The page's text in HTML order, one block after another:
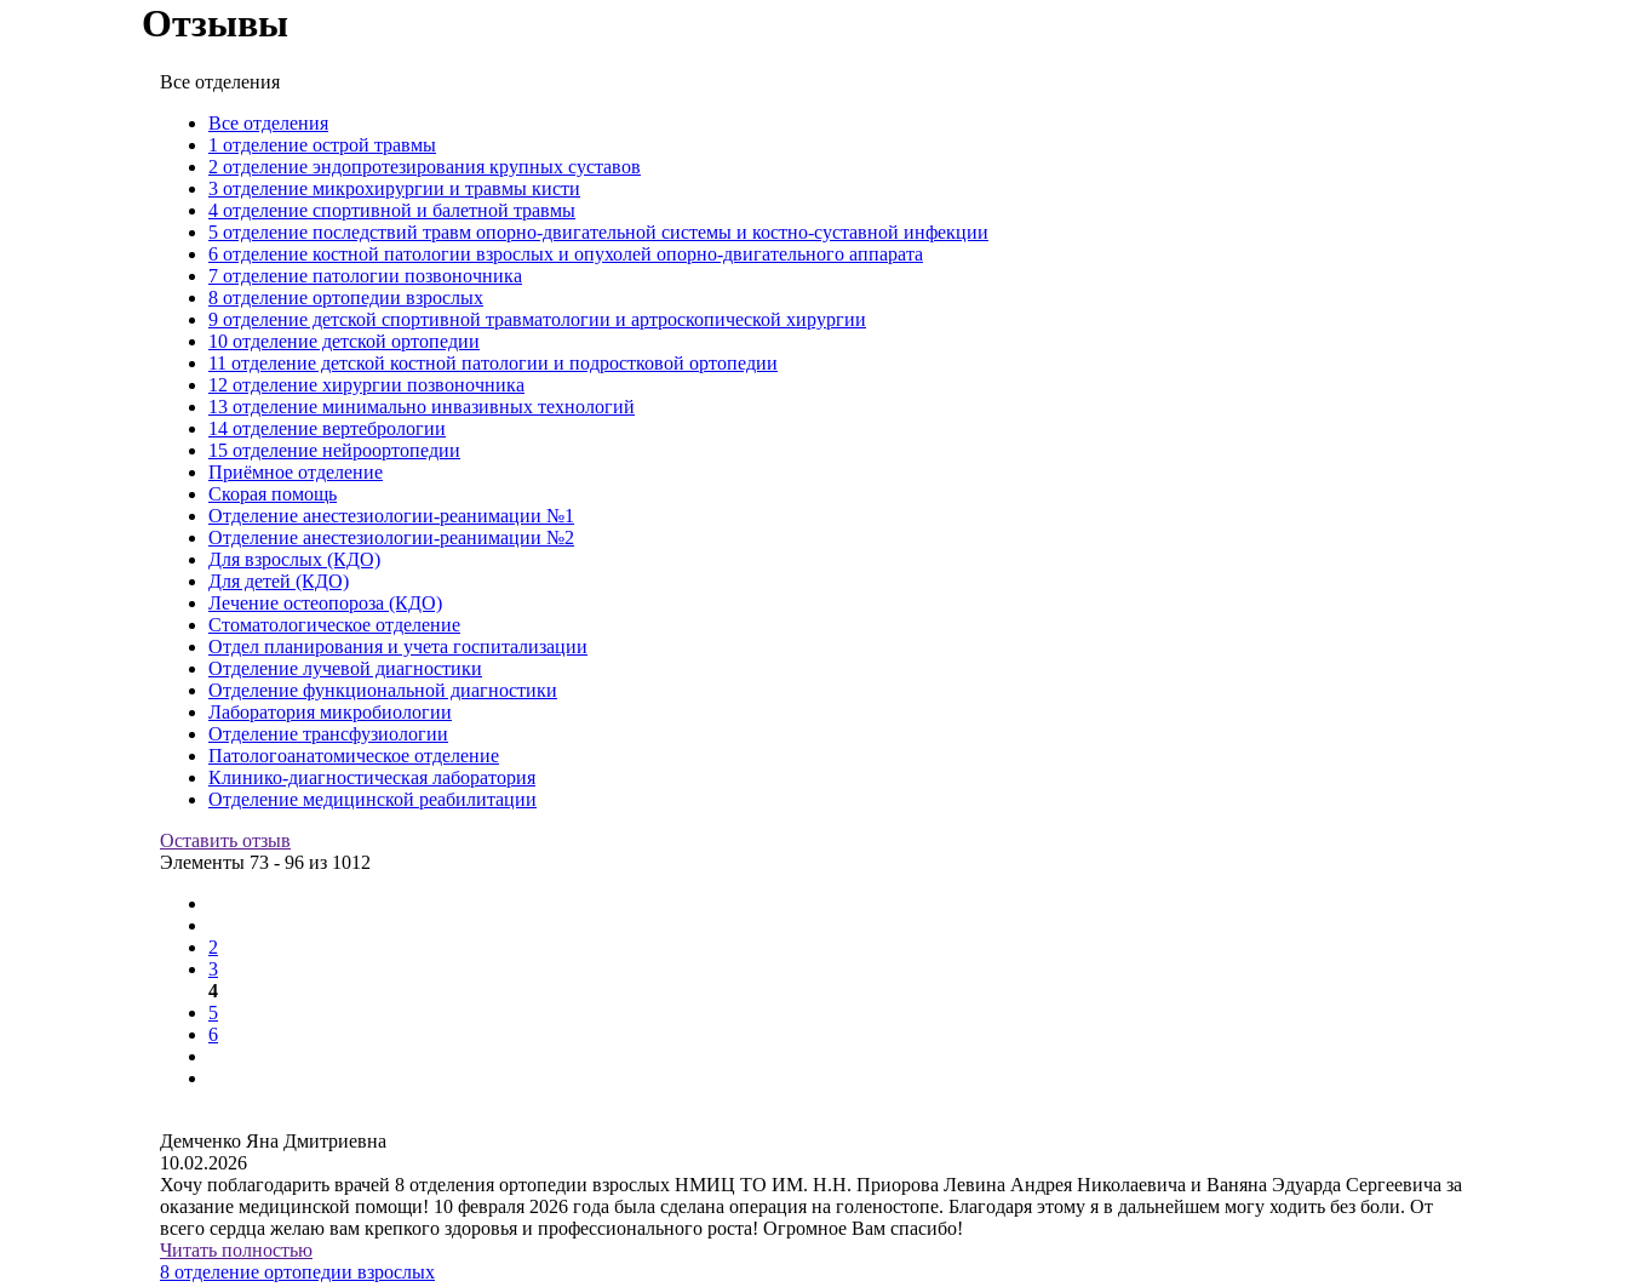
Отзывы
Все отделения
Все отделения
1 отделение острой травмы
2 отделение эндопротезирования крупных суставов
3 отделение микрохирургии и травмы кисти
4 отделение спортивной и балетной травмы
5 отделение последствий травм опорно-двигательной системы и костно-суставной инфекции
6 отделение костной патологии взрослых и опухолей опорно-двигательного аппарата
7 отделение патологии позвоночника
8 отделение ортопедии взрослых
9 отделение детской спортивной травматологии и артроскопической хирургии
10 отделение детской ортопедии
11 отделение детской костной патологии и подростковой ортопедии
12 отделение хирургии позвоночника
13 отделение минимально инвазивных технологий
14 отделение вертебрологии
15 отделение нейроортопедии
Приёмное отделение
Скорая помощь
Отделение анестезиологии-реанимации №1
Отделение анестезиологии-реанимации №2
Для взрослых (КДО)
Для детей (КДО)
Лечение остеопороза (КДО)
Стоматологическое отделение
Отдел планирования и учета госпитализации
Отделение лучевой диагностики
Отделение функциональной диагностики
Лаборатория микробиологии
Отделение трансфузиологии
Патологоанатомическое отделение
Клинико-диагностическая лаборатория
Отделение медицинской реабилитации
Оставить отзыв
Элементы 73 - 96 из 1012
2
3
4
5
6
Демченко Яна Дмитриевна
10.02.2026
Хочу поблагодарить врачей 8 отделения ортопедии взрослых НМИЦ ТО ИМ. Н.Н. Приорова Левина Андрея Николаевича и Ваняна Эдуарда Сергеевича за
оказание медицинской помощи! 10 февраля 2026 года была сделана операция на голеностопе. Благодаря этому я в дальнейшем могу ходить без боли. От
всего сердца желаю вам крепкого здоровья и профессионального роста! Огромное Вам спасибо!
Читать полностью
8 отделение ортопедии взрослых